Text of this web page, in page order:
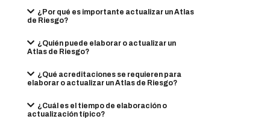
¿Por qué es importante actualizar un Atlas
de Riesgo?
¿Quién puede elaborar o actualizar un
Atlas de Riesgo?
¿Qué acreditaciones se requieren para
elaborar o actualizar un Atlas de Riesgo?
¿Cuál es el tiempo de elaboración o
actualización típico?